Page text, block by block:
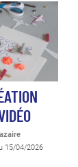
15/04/2026